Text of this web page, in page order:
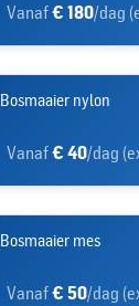
Vanaf€ 180/dag
Bosmaaier nylon
Vanaf€ 40/dag
Bosmaaier mes
Vanaf€ 50/dag